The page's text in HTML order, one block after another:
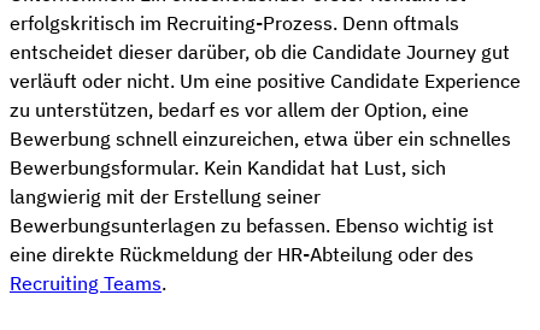
erfolgskritisch im Recruiting-Prozess. Denn oftmals
entscheidet dieser darüber, ob die Candidate Journey gut
verläuft oder nicht. Um eine positive Candidate Experience
zu unterstützen, bedarf es vor allem der Option, eine
Bewerbung schnell einzureichen, etwa über ein schnelles
Bewerbungsformular. Kein Kandidat hat Lust, sich
langwierig mit der Erstellung seiner
Bewerbungsunterlagen zu befassen. Ebenso wichtig ist
eine direkte Rückmeldung der HR-Abteilung oder des
Recruiting Teams.